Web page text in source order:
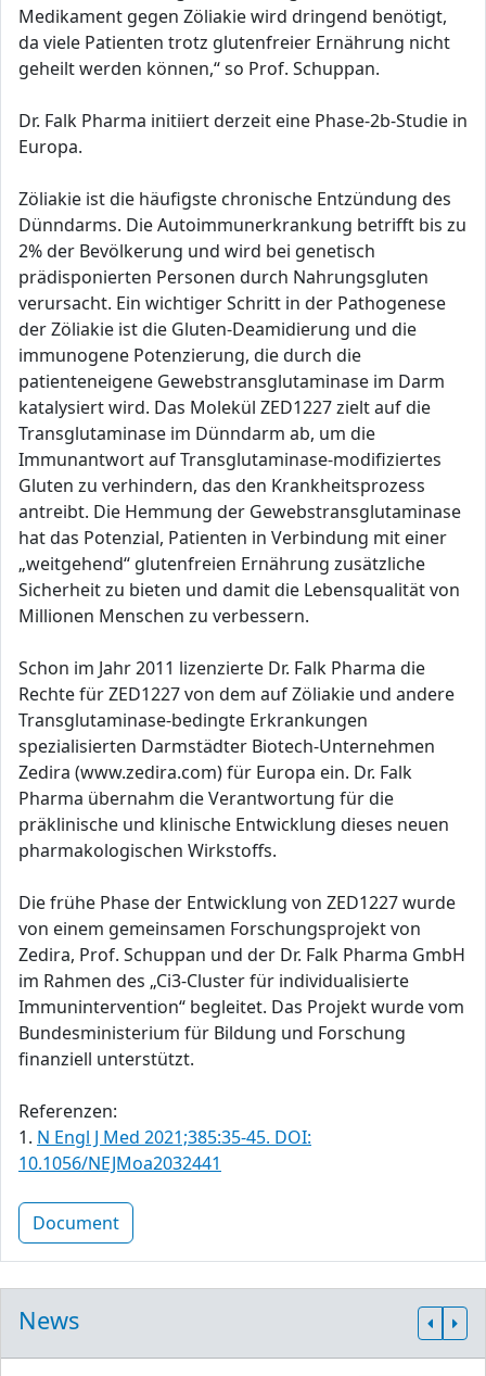
Medikament gegen Zöliakie wird dringend benötigt,
da viele Patienten trotz glutenfreier Ernährung nicht
geheilt werden können,“ so Prof. Schuppan.
Dr. Falk Pharma initiiert derzeit eine Phase-2b-Studie in
Europa.
Zöliakie ist die häufigste chronische Entzündung des
Dünndarms. Die Autoimmunerkrankung betrifft bis zu
2% der Bevölkerung und wird bei genetisch
prädisponierten Personen durch Nahrungsgluten
verursacht. Ein wichtiger Schritt in der Pathogenese
der Zöliakie ist die Gluten-Deamidierung und die
immunogene Potenzierung, die durch die
patienteneigene Gewebstransglutaminase im Darm
katalysiert wird. Das Molekül ZED1227 zielt auf die
Transglutaminase im Dünndarm ab, um die
Immunantwort auf Transglutaminase-modifiziertes
Gluten zu verhindern, das den Krankheitsprozess
antreibt. Die Hemmung der Gewebstransglutaminase
hat das Potenzial, Patienten in Verbindung mit einer
„weitgehend“ glutenfreien Ernährung zusätzliche
Sicherheit zu bieten und damit die Lebensqualität von
Millionen Menschen zu verbessern.
Schon im Jahr 2011 lizenzierte Dr. Falk Pharma die
Rechte für ZED1227 von dem auf Zöliakie und andere
Transglutaminase-bedingte Erkrankungen
spezialisierten Darmstädter Biotech-Unternehmen
Zedira (www.zedira.com) für Europa ein. Dr. Falk
Pharma übernahm die Verantwortung für die
präklinische und klinische Entwicklung dieses neuen
pharmakologischen Wirkstoffs.
Die frühe Phase der Entwicklung von ZED1227 wurde
von einem gemeinsamen Forschungsprojekt von
Zedira, Prof. Schuppan und der Dr. Falk Pharma GmbH
im Rahmen des „Ci3-Cluster für individualisierte
Immunintervention“ begleitet. Das Projekt wurde vom
Bundesministerium für Bildung und Forschung
finanziell unterstützt.
Referenzen:
1. N Engl J Med 2021;385:35-45. DOI:
10.1056/NEJMoa2032441
Document
News